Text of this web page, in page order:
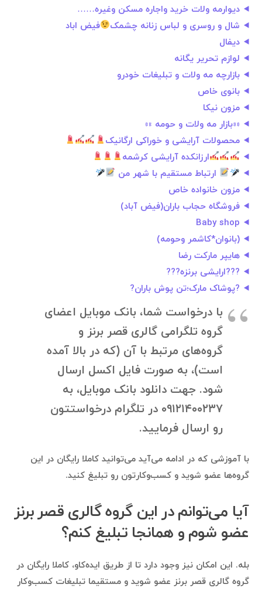
دیوارمه ولات خرید واجاره مسکن وغیره……
شال و روسری و لباس زنانه چشمک
فیض اباد
دیفال
لوازم تحریر یگانه
بازارچه مه ولات و تبلیغات خودرو
بانوی خاص
مزون نیکا
««بازار مه ولات و حومه »»
محصولات آرایشی و خوراکی ارگانیک
ارزانکده آرایشی کرشمه
ارتباط مستقیم با شهر من
مزون خانواده خاص
فروشگاه حجاب باران(فیض آباد)
Baby shop
(بانوان*کاشمر‌ وحومه)
هایپر مارکت رضا
???ارایشی برنزه???
?پوشاک مارک؛تن پوش باران?
با درخواست شما، بانک موبایل اعضای
گروه تلگرامی گالری قصر برنز و
گروه‌های مرتبط با آن (که در بالا آمده
است)، به صورت فایل اکسل ارسال
شود. جهت دانلود بانک موبایل، به
۰۹۱۲۱۴۰۰۲۳۷ در تلگرام درخواستتون
رو ارسال فرمایید.
با آموزشی که در ادامه می‌آید می‌توانید کاملا رایگان در این
گروه‌ها عضو شوید و کسب‌وکارتون رو تبلیغ کنید.
آیا می‌توانم در این گروه گالری قصر برنز
عضو شوم و همانجا تبلیغ کنم؟
بله. این امکان نیز وجود دارد تا از طریق ایده‌کاو، کاملا رایگان در
گروه گالری قصر برنز عضو شوید و مستقیما تبلیغات کسب‌وکار